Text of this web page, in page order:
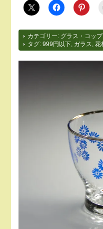
カテゴリー: グラス・コッ
タグ:999円以下 ガラス ,花